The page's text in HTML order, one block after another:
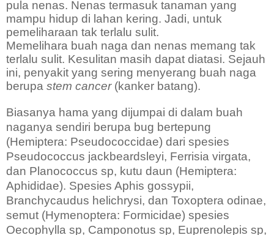
pula nenas. Nenas termasuk tanaman yang
mampu hidup di lahan kering. Jadi, untuk
pemeliharaan tak terlalu sulit.
Memelihara buah naga dan nenas memang tak
terlalu sulit. Kesulitan masih dapat diatasi. Sejauh
ini, penyakit yang sering menyerang buah naga
berupa stem cancer(kanker batang).
Biasanya hama yang dijumpai di dalam buah
naganya sendiri berupa bug bertepung
(Hemiptera: Pseudococcidae) dari spesies
Pseudococcus jackbeardsleyi, Ferrisia virgata,
dan Planococcus sp, kutu daun (Hemiptera:
Aphididae). Spesies Aphis gossypii,
Branchycaudus helichrysi, dan Toxoptera odinae,
semut (Hymenoptera: Formicidae) spesies
Oecophylla sp, Camponotus sp, Euprenolepis sp,